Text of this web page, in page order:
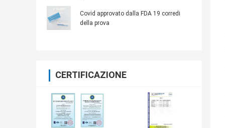
Covid approvato dalla FDA 19 corredi
della prova
CERTIFICAZIONE